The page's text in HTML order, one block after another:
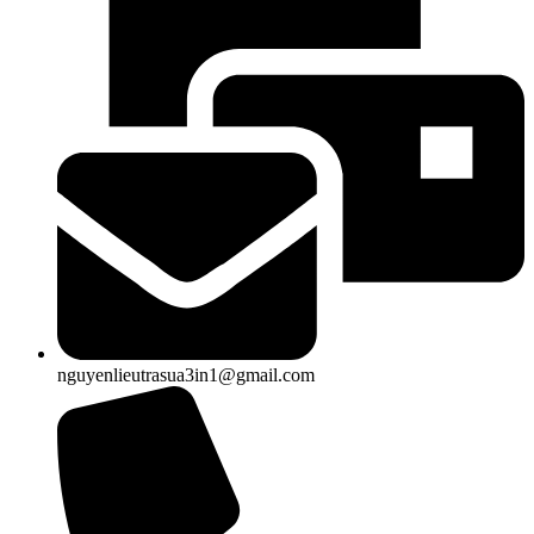
nguyenlieutrasua3in1@gmail.com